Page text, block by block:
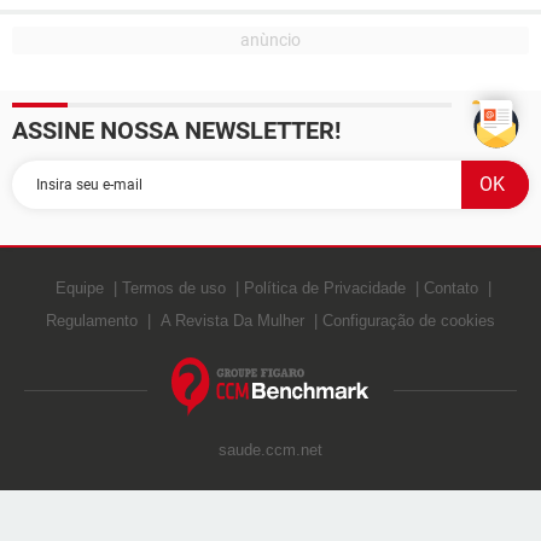
ASSINE NOSSA NEWSLETTER!
Equipe Termos de uso Política de Privacidade
Contato
Regulamento
A Revista Da Mulher Configuração de cookies
saude.ccm.net